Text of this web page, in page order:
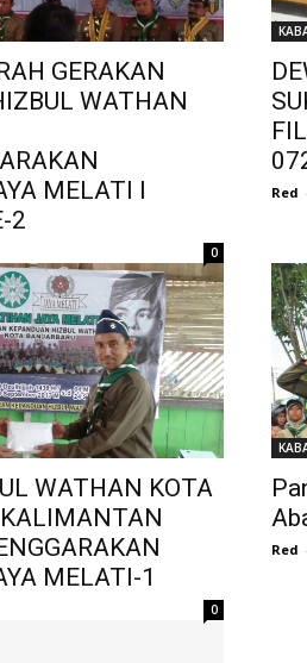
GERAKAN
WATHAN
MELATI I
2
0
Red -
WATHAN KOTA
MELATI-1
0
Red -